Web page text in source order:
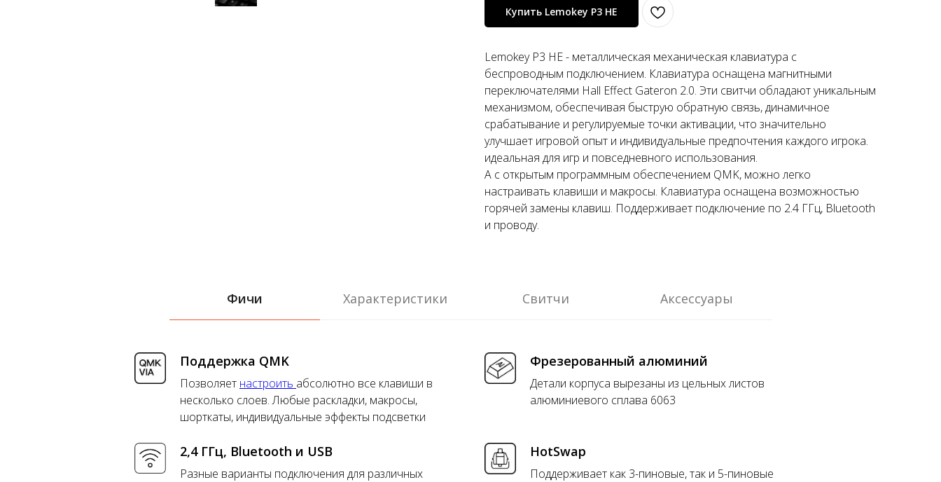
Купить Lemokey P3 HE
Lemokey P3 HE - металлическая механическая клавиатура с
беспроводным подключением. Клавиатура оснащена магнитными
переключателями Hall Effect Gateron 2.0. Эти свитчи обладают уникальным
механизмом, обеспечивая быструю обратную связь, динамичное
срабатывание и регулируемые точки активации, что значительно
улучшает игровой опыт и индивидуальные предпочтения каждого игрока.
идеальная для игр и повседневного использования.
А с открытым программным обеспечением QMK, можно легко
настраивать клавиши и макросы. Клавиатура оснащена возможностью
горячей замены клавиш. Поддерживает подключение по 2.4 ГГц, Bluetooth
и проводу.
Фичи Характеристики Свитчи Аксессуары
Поддержка QMK
Позволяет настроить абсолютно все клавиши в
несколько слоев. Любые раскладки, макросы,
шорткаты, индивидуальные эффекты подсветки
Фрезерованный алюминий
Детали корпуса вырезаны из цельных листов
алюминиевого сплава 6063
2,4 ГГц, Bluetooth и USB
Разные варианты подключения для различных
HotSwap
Поддерживает как 3-пиновые, так и 5-пиновые